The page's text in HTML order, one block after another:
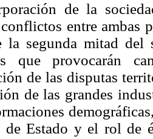
de la
entre ambas
la segunda mitad
que provocarán
de las disputas
de las grandes
de Estado y el rol de